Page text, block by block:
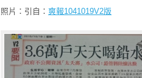
照片：引自： 爽報1041019V2版